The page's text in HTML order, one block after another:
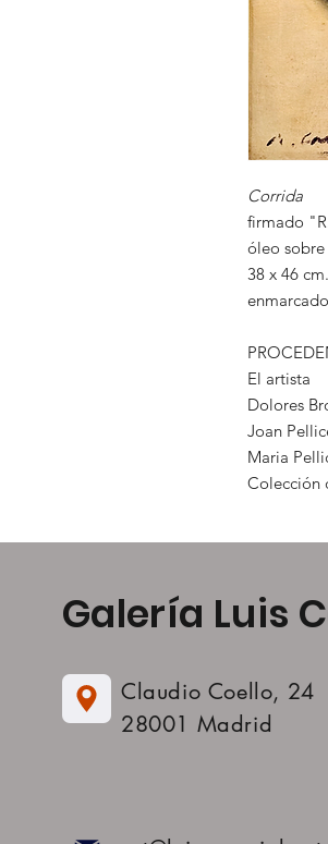
Corrida
firmado
óleo sobre
38 x 46 cm.
El artista
Dolores
Joan
Maria
Colección
Galería Luis
Claudio Coello, 24
28001 Madrid